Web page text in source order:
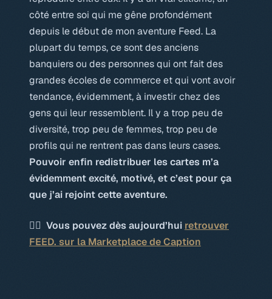
côté entre soi qui me gêne profondément
depuis le début de mon aventure Feed. La
plupart du temps, ce sont des anciens
banquiers ou des personnes qui ont fait des
grandes écoles de commerce et qui vont avoir
tendance, évidemment, à investir chez des
gens qui leur ressemblent. Il y a trop peu de
diversité, trop peu de femmes, trop peu de
profils qui ne rentrent pas dans leurs cases.
Pouvoir enfin redistribuer les cartes m’a
évidemment excité, motivé, et c’est pour ça
que j’ai rejoint cette aventure.
👉🏻 Vous pouvez dès aujourd’hui retrouver
FEED. sur la Marketplace de Caption